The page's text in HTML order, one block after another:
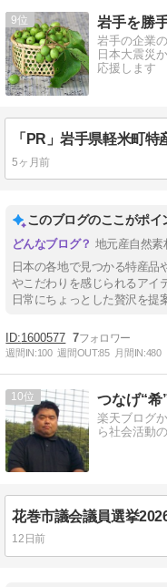
9 岩手を勝
岩手の企業
日本大震災
応援します
5ヶ月前
このブログのここがポイ
地元産自然素
日本の各地で見つかる特産品
やこだわりを感じられるアイ
日常にちょっとした贅沢を提
1600577 7
週間IN:100 週間OUT:85 月間IN:480
10
楽天ブログ
ら社会活動
12日前